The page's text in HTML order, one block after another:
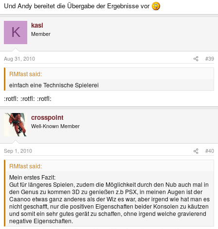
Und Andy bereitet die Übergabe der Ergebnisse vor
K kasi
Member
Aug 31, 2010 #39
RMfast said:
einfach eine Technische Spielerei
:rotfl: :rotfl: :rotfl:
crosspoint
Well-Known Member
Sep 1, 2010 #40
RMfast said:
Mein erstes Fazit:
Gut für längeres Spielen, zudem die Möglichkeit durch den Nub auch mal in
den Genus zu kommen 3D zu genießen z.b PSX, in meinen Augen ist der
Caanoo etwas ganz anderes als der Wiz es war, aber irgend wie hat man es
nicht geschafft, nur die positiven Eigenschaften beider Konsolen zu käutzen
und somit ein sehr gutes gerät zu schaffen, ohne irgend welche gravierend
negative Eigenschaften.